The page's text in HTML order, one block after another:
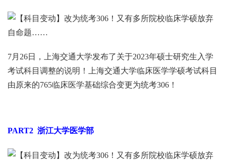
7月26日，上海交通大学发布了关于2023年硕士研究生入学
考试科目调整的说明！上海交通大学临床医学学硕考试科目
由原来的765临床医学基础综合变更为统考306！
PART2 浙江大学医学部